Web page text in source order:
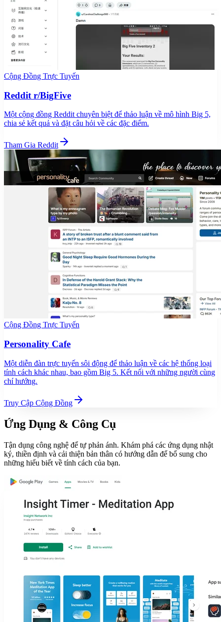
Cộng Đồng Trực Tuyến
Reddit r/BigFive
Một cộng đồng Reddit chuyên biệt để thảo luận về mô hình Big 5,
chia sẻ kết quả và đặt câu hỏi về các đặc điểm.
Tham Gia Reddit
Cộng Đồng Trực Tuyến
Personality Cafe
Một diễn đàn trực tuyến sôi động để thảo luận về các hệ thống loại
tính cách khác nhau, bao gồm Big 5. Kết nối với những người cùng
chí hướng.
Truy Cập Cộng Đồng
Ứng Dụng & Công Cụ
Tận dụng công nghệ để tự phản ánh. Khám phá các ứng dụng nhật
ký, thiền định và cải thiện bản thân có hướng dẫn để bổ sung cho
những hiểu biết về tính cách của bạn.